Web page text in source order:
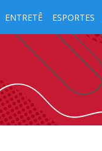
ENTRETÊ ESPORTES